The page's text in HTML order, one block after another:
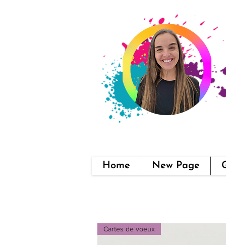
Home New Page
Cartes de voeux